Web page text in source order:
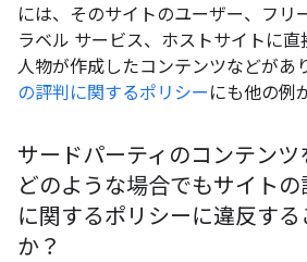
には、そのサイトのユーザー、フリ
ラベル サービス、ホストサイトに
人物が作成したコンテンツなどがあ
の評判に関するポリシー にも他の例
サードパーティのコンテンツ
どのような場合でもサイト
に関するポリシーに違反す
か？